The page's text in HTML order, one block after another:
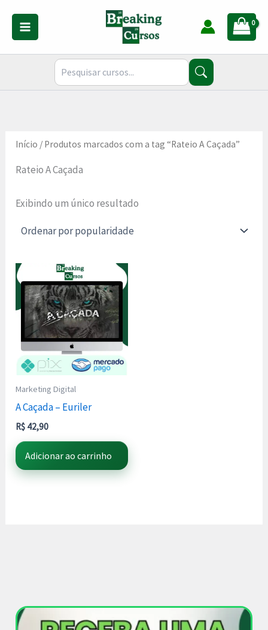
conteúdo
Início / Produtos marcados com a tag “Rateio A Caçada”
Rateio A Caçada
Exibindo um único resultado
Marketing Digital
A Caçada – Euriler
R$ 42,90
Adicionar ao carrinho